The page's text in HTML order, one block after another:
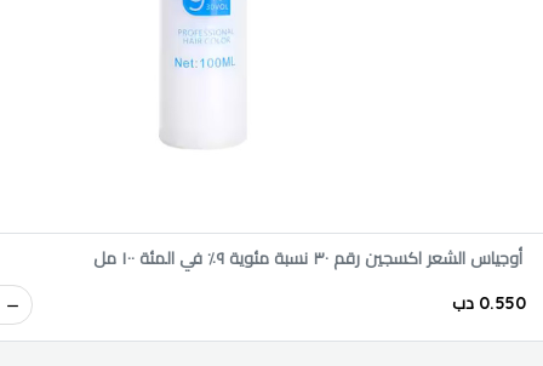
أوجياس الشعر اكسجين رقم ٣٠ نسبة مئوية ٩٪؜ في المئة ١٠٠ مل
0.550 دب